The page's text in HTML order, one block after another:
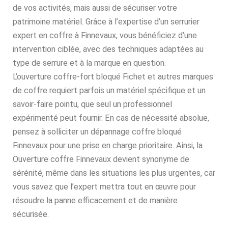
de vos activités, mais aussi de sécuriser votre
patrimoine matériel. Grâce à l’expertise d’un serrurier
expert en coffre à Finnevaux, vous bénéficiez d’une
intervention ciblée, avec des techniques adaptées au
type de serrure et à la marque en question.
L’ouverture coffre-fort bloqué Fichet et autres marques
de coffre requiert parfois un matériel spécifique et un
savoir-faire pointu, que seul un professionnel
expérimenté peut fournir. En cas de nécessité absolue,
pensez à solliciter un dépannage coffre bloqué
Finnevaux pour une prise en charge prioritaire. Ainsi, la
Ouverture coffre Finnevaux devient synonyme de
sérénité, même dans les situations les plus urgentes, car
vous savez que l’expert mettra tout en œuvre pour
résoudre la panne efficacement et de manière
sécurisée.